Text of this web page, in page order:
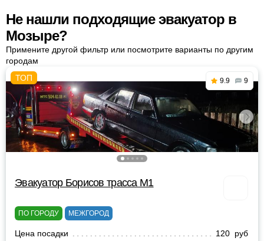
Не нашли подходящие эвакуатор в
Мозыре?
Примените другой фильтр или посмотрите варианты по другим
городам
9.9 9
Эвакуатор Борисов трасса М1
ПО ГОРОДУ МЕЖГОРОД
Цена посадки
120 руб